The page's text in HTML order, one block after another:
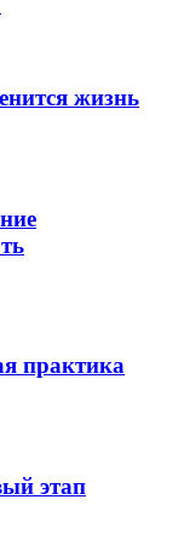
жизнь
практика
этап